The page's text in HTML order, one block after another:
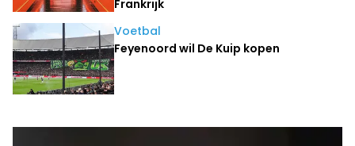
Frankrijk
Voetbal
Feyenoord wil De Kuip kopen
Laatste nieuws